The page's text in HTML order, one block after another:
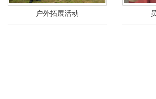
户外拓展活动